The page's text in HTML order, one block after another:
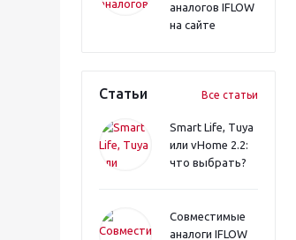
аналогов IFLOW
на сайте
Статьи Все статьи
Smart Life, Tuya
или vHome 2.2:
что выбрать?
Совместимые
аналоги IFLOW